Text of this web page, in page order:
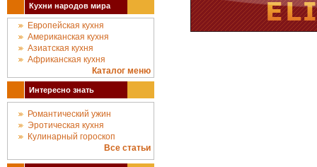
Кухни народов мира
Европейская кухня
Американская кухня
Азиатская кухня
Африканская кухня
Каталог меню
Интересно знать
Романтический ужин
Эротическая кухня
Кулинарный гороскоп
Все статьи